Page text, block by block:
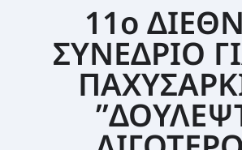
Η ΦΎΣΗ ΠΡΟΣΦΈΡΕΙ ΤΗ
ΠΑΙΔΊ ΚΑΙ
ΣΕΜΙΝΆΡΙΑ ΔΙΑΤΡΟΦΙΚΉΣ
ΕΛΛΗΝΙΚΌ ΙΝΣΤΙΤΟΎΤΟ
11ο
ΣΥΝΕΔΡΙΟ